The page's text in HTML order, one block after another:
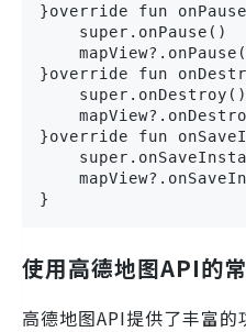
}override fun
    super.onPause()
}override fun
    super.onDestroy()
}override fun
}
使用高德地图API的
高德地图API提供了丰富